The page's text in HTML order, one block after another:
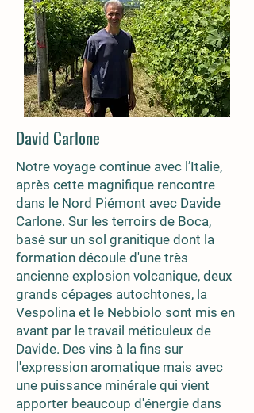
David Carlone
Notre voyage continue avec l’Italie,
après cette magnifique rencontre
dans le Nord Piémont avec Davide
Carlone. Sur les terroirs de Boca,
basé sur un sol granitique dont la
formation découle d'une très
ancienne explosion volcanique, deux
grands cépages autochtones, la
Vespolina et le Nebbiolo sont mis en
avant par le travail méticuleux de
Davide. Des vins à la fins sur
l'expression aromatique mais avec
une puissance minérale qui vient
apporter beaucoup d'énergie dans